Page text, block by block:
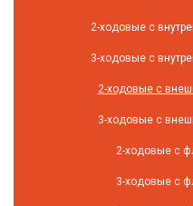
2-ходовые с
3-ходовые с
2-ходовые с
3-ходовые с
2-ходовые с
3-ходовые с